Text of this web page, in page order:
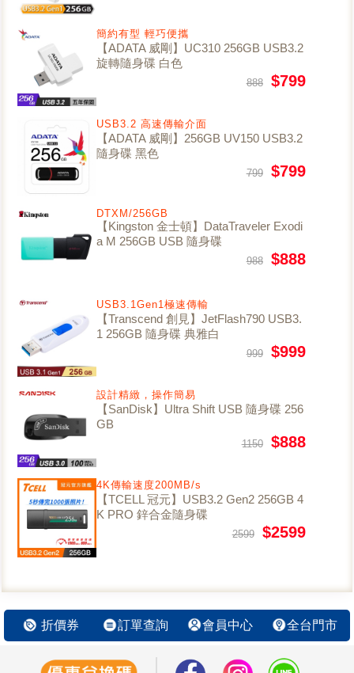
簡約有型 輕巧便攜
【ADATA 威剛】UC310 256GB USB3.2
旋轉隨身碟 白色
888 $799
USB3.2 高速傳輸介面
【ADATA 威剛】256GB UV150 USB3.2
隨身碟 黑色
799 $799
DTXM/256GB
【Kingston 金士頓】DataTraveler Exodi
a M 256GB USB 隨身碟
988 $888
USB3.1Gen1極速傳輸
【Transcend 創見】JetFlash790 USB3.
1 256GB 隨身碟 典雅白
999 $999
設計精緻，操作簡易
【SanDisk】Ultra Shift USB 隨身碟 256
GB
1150 $888
4K傳輸速度200MB/s
【TCELL 冠元】USB3.2 Gen2 256GB 4
K PRO 鋅合金隨身碟
2599 $2599
折價券 訂單查詢 會員中心 全台門市